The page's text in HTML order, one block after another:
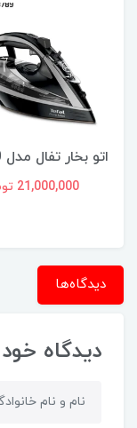
اتو بخار تفال مدل FV9850
21,000,000 تومان
دیدگاه‌ها
دیدگاه